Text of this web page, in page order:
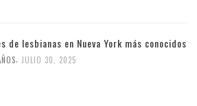
de lesbianas en Nueva York más conocidos
JULIO 30, 2025